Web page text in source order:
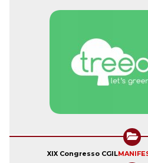
XIX Congresso CGIL